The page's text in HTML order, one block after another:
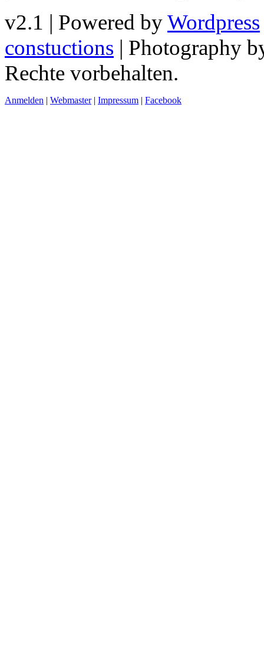
v2.1 | Powered byWordpress
constuctions | Photography
Rechte vorbehalten.
Anmelden | Webmaster| Impressum | Facebook